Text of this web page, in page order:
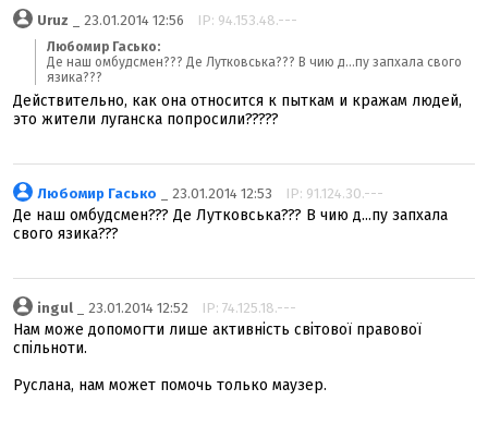
Uruz _ 23.01.2014 12:56 IP: 94.153.48.---
Любомир Гасько:
Де наш омбудсмен??? Де Лутковська??? В чию д...пу запхала свого
язика???
Действительно, как она относится к пыткам и кражам людей,
это жители луганска попросили?????
Любомир Гасько _ 23.01.2014 12:53 IP: 91.124.30.---
Де наш омбудсмен??? Де Лутковська??? В чию д...пу запхала
свого язика???
ingul _ 23.01.2014 12:52 IP: 74.125.18.---
Нам може допомогти лише активність світової правової
спільноти.
Руслана, нам может помочь только маузер.